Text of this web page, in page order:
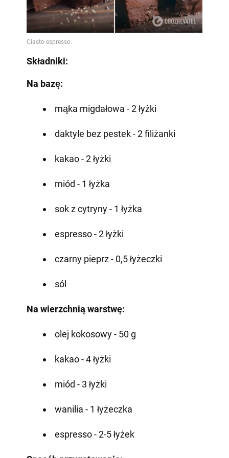
Składniki:
Na bazę:
mąka migdałowa - 2 łyżki
daktyle bez pestek - 2 filiżanki
kakao - 2 łyżki
miód - 1 łyżka
sok z cytryny - 1 łyżka
espresso - 2 łyżki
czarny pieprz - 0,5 łyżeczki
sól
Na wierzchnią warstwę:
olej kokosowy - 50 g
kakao - 4 łyżki
miód - 3 łyżki
wanilia - 1 łyżeczka
espresso - 2-5 łyżek